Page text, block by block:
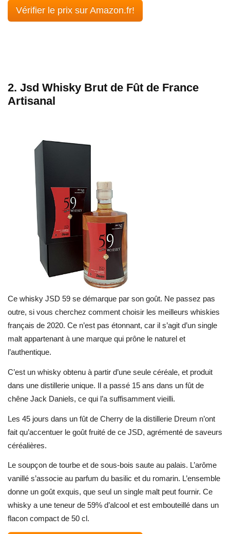
Vérifier le prix sur Amazon.fr!
2. Jsd Whisky Brut de Fût de France
Artisanal
Ce whisky JSD 59 se démarque par son goût. Ne passez pas
outre, si vous cherchez comment choisir les meilleurs whiskies
français de 2020. Ce n’est pas étonnant, car il s’agit d’un single
malt appartenant à une marque qui prône le naturel et
l’authentique.
C’est un whisky obtenu à partir d’une seule céréale, et produit
dans une distillerie unique. Il a passé 15 ans dans un fût de
chêne Jack Daniels, ce qui l’a suffisamment vieilli.
Les 45 jours dans un fût de Cherry de la distillerie Dreum n’ont
fait qu’accentuer le goût fruité de ce JSD, agrémenté de saveurs
céréalières.
Le soupçon de tourbe et de sous-bois saute au palais. L’arôme
vanillé s’associe au parfum du basilic et du romarin. L’ensemble
donne un goût exquis, que seul un single malt peut fournir. Ce
whisky a une teneur de 59% d’alcool et est embouteillé dans un
flacon compact de 50 cl.